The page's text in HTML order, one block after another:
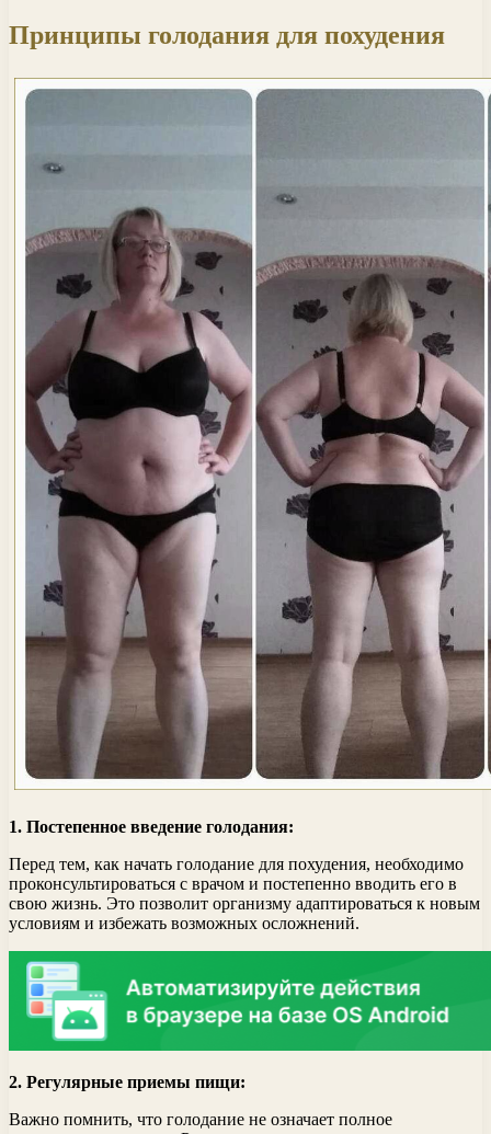
Принципы голодания для похудения
1. Постепенное введение голодания:
Перед тем, как начать голодание для похудения, необходимо
проконсультироваться с врачом и постепенно вводить его в
свою жизнь. Это позволит организму адаптироваться к новым
условиям и избежать возможных осложнений.
2. Регулярные приемы пищи:
Важно помнить, что голодание не означает полное